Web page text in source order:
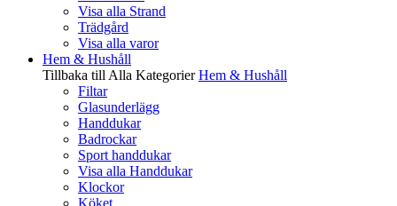
Visa alla Strand
Trädgård
Visa alla varor
Hem & Hushåll
Tillbaka till Alla Kategorier Hem & Hushåll
Filtar
Glasunderlägg
Handdukar
Badrockar
Sport handdukar
Visa alla Handdukar
Klockor
Köket